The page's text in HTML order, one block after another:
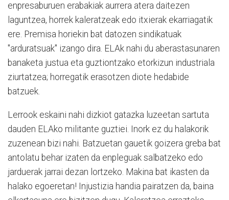
enpresaburuen erabakiak aurrera atera daitezen
laguntzea, horrek kaleratzeak edo itxierak ekarriagatik
ere. Premisa horiekin bat datozen sindikatuak
"arduratsuak" izango dira. ELAk nahi du aberastasunaren
banaketa justua eta guztiontzako etorkizun industriala
ziurtatzea; horregatik erasotzen diote hedabide
batzuek.
Lerrook eskaini nahi dizkiot gatazka luzeetan sartuta
dauden ELAko militante guztiei. Inork ez du halakorik
zuzenean bizi nahi. Batzuetan gauetik goizera greba bat
antolatu behar izaten da enpleguak salbatzeko edo
jarduerak jarrai dezan lortzeko. Makina bat ikasten da
halako egoeretan! Injustizia handia pairatzen da, baina